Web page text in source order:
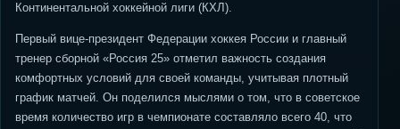
Континентальной хоккейной лиги (КХЛ).
Первый вице-президент Федерации хоккея России и главный
тренер сборной «Россия 25» отметил важность создания
комфортных условий для своей команды, учитывая плотный
график матчей. Он поделился мыслями о том, что в советское
время количество игр в чемпионате составляло всего 40, что